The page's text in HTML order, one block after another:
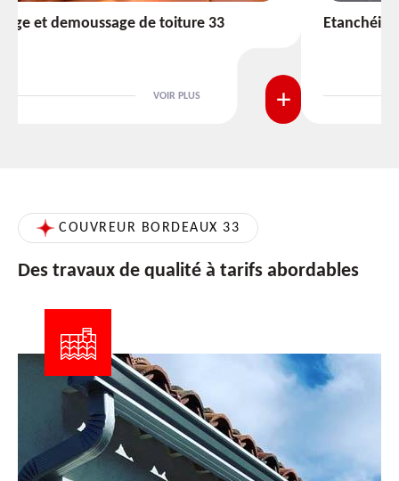
Etanchéité toiture 33
VOIR PLUS
COUVREUR BORDEAUX 33
Des travaux de qualité à tarifs abordables